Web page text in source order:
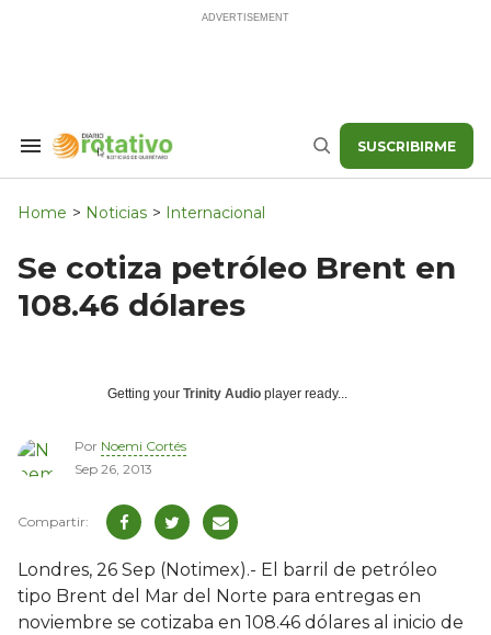
Search
Navigation
Buscar SUSCRIBIRME
Home > Noticias > Internacional
Se cotiza petróleo Brent en
108.46 dólares
Getting your Trinity Audio player ready...
Por Noemi Cortés
Sep 26, 2013
Londres, 26 Sep (Notimex).- El barril de petróleo
tipo Brent del Mar del Norte para entregas en
noviembre se cotizaba en 108.46 dólares al inicio de